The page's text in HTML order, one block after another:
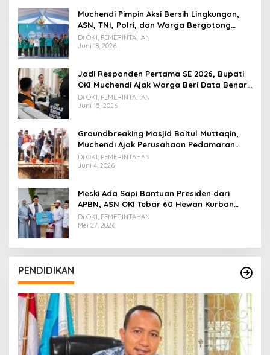
Muchendi Pimpin Aksi Bersih Lingkungan,
ASN, TNI, Polri, dan Warga Bergotong
Royong
Di OKI, PEMERINTAHAN
Juni 18, 2026
Jadi Responden Pertama SE 2026, Bupati
OKI Muchendi Ajak Warga Beri Data Benar
ke Petugas BPS
Di OKI, PEMERINTAHAN
Juni 15, 2026
Groundbreaking Masjid Baitul Muttaqin,
Muchendi Ajak Perusahaan Pedamaran
Timur Turut Bantu
Di OKI, PEMERINTAHAN
Juni 4, 2026
Meski Ada Sapi Bantuan Presiden dari
APBN, ASN OKI Tebar 60 Hewan Kurban
Tanpa Gunakan APBD
Di OKI, PEMERINTAHAN
Mei 27, 2026
PENDIDIKAN